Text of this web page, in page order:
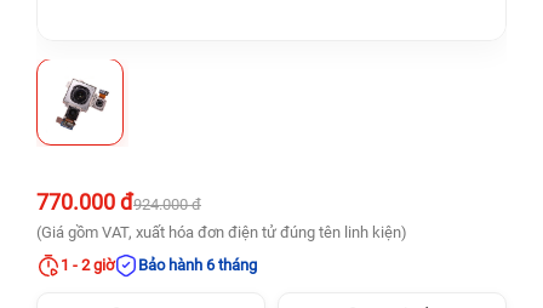
770.000 đ924.000 đ
(Giá gồm VAT, xuất hóa đơn điện tử đúng tên linh kiện)
1 - 2 giờ
Bảo hành 6 tháng